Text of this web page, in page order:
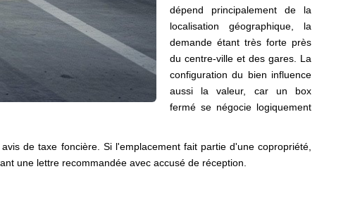
dépend principalement de la
localisation géographique, la
demande étant très forte près
du centre-ville et des gares. La
configuration du bien influence
aussi la valeur, car un box
fermé se négocie logiquement
de taxe foncière. Si l'emplacement fait partie d'une copropriété,
une lettre recommandée avec accusé de réception.